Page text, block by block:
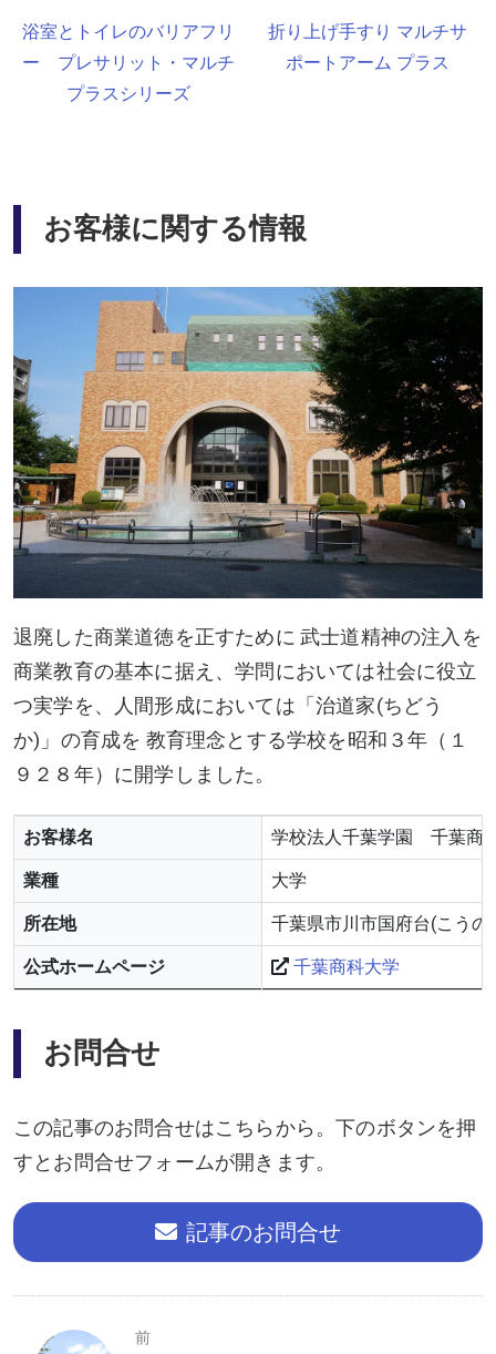
浴室とトイレのバリアフリ
ー プレサリット・マルチ
プラスシリーズ
折り上げ手すり マルチサ
ポートアーム プラス
お客様に関する情報
退廃した商業道徳を正すために 武士道精神の注入を
商業教育の基本に据え、学問においては社会に役立
つ実学を、人間形成においては「治道家(ちどう
か)」の育成を 教育理念とする学校を昭和３年（１
９２８年）に開学しました。
お客様名 学校法人千葉学園 千葉商
業種 大学
所在地 千葉県市川市国府台(こうの
公式ホームページ 千葉商科大学
お問合せ
この記事のお問合せはこちらから。下のボタンを押
すとお問合せフォームが開きます。
記事のお問合せ
前